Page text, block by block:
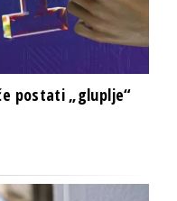
postati „gluplje“